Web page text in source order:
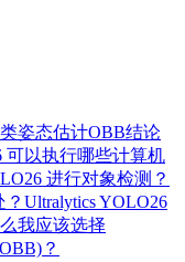
姿态估计OBB结论
可以执行哪些计算机
进行对象检测？
Ultralytics YOLO26
我应该选择
？